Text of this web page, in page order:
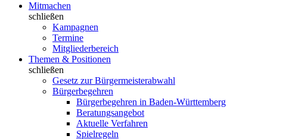
Mitmachen
schließen
Kampagnen
Termine
Mitgliederbereich
Themen & Positionen
schließen
Gesetz zur Bürgermeisterabwahl
Bürgerbegehren
Bürgerbegehren in Baden-Württemberg
Beratungsangebot
Aktuelle Verfahren
Spielregeln